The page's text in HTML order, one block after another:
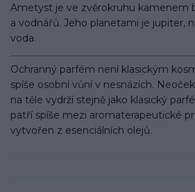
Ametyst je ve zvěrokruhu kamenem
a vodnářů. Jeho planetami je jupiter,
voda.
Ochranný parfém není klasickým
spíše osobní vůní v nesnázích.
na těle vydrží stejně jako klasický
patří spíše mezi aromaterapeutické
vytvořen z esenciálních olejů.